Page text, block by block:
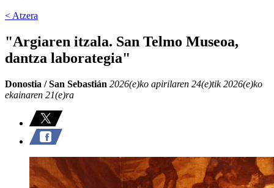
< Atzera
"Argiaren itzala. San Telmo Museoa,
dantza laborategia"
Donostia / San Sebastián 2026(e)ko apirilaren 24(e)tik 2026(e)ko
ekainaren 21(e)ra